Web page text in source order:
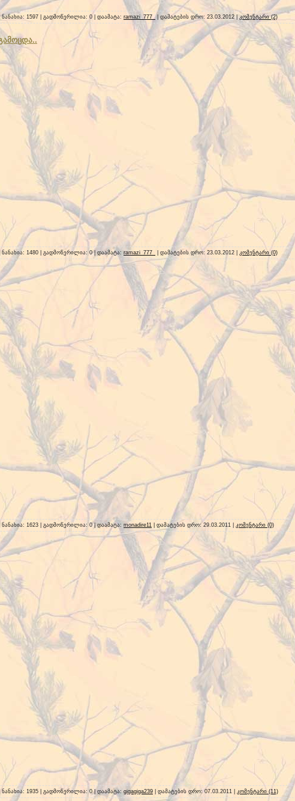
1597 | გადმოწერილია: 0 | დაამატა: ramazi_777_| დამატების დრო: 23.03.2012 კომენტარი (2)
| ნანახია: 1480 | გადმოწერილია: 0 | დაამატა: ramazi_777_ | დამატების დრო: 23.03.2012 კომენტარი (0)
| ნანახია: 1623 | გადმოწერილია: 0 | დაამატა: monadire11 | დამატების დრო: 29.03.2011 კომენტარი (0)
| ნანახია: 1935 | გადმოწერილია: 0 | დაამატა: gigagiga239 | დამატების დრო: 07.03.2011 კომენტარი (11)